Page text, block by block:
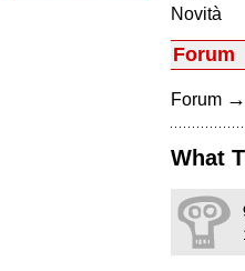
Novità
Forum
Forum →
What